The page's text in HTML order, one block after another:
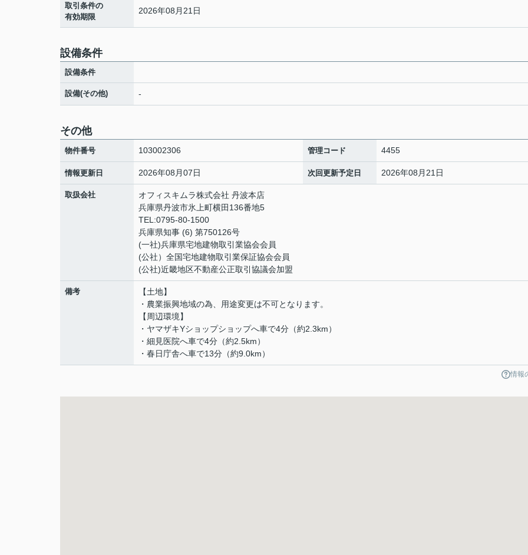
取引条件の
有効期限
2026年08月21日
設備条件
設備条件
設備(その他) -
その他
物件番号 103002306 管理コード 4455
情報更新日 2026年08月07日 次回更新予定日 2026年08月21日
取扱会社
オフィスキムラ株式会社 丹波本店
兵庫県丹波市氷上町横田136番地5
TEL:0795-80-1500
兵庫県知事 (6) 第750126号
(一社)兵庫県宅地建物取引業協会会員
(公社）全国宅地建物取引業保証協会会員
(公社)近畿地区不動産公正取引協議会加盟
備考
【土地】
・農業振興地域の為、用途変更は不可となります。
【周辺環境】
・ヤマザキYショップショップへ車で4分（約2.3km）
・細見医院へ車で4分（約2.5km）
・春日庁舎へ車で13分（約9.0km）
情報